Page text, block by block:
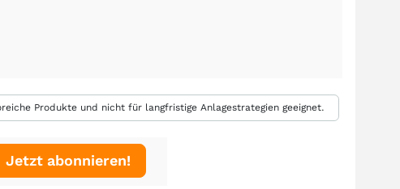
Produkte und nicht für langfristige Anlagestrategien geeignet.
Jetzt abonnieren!